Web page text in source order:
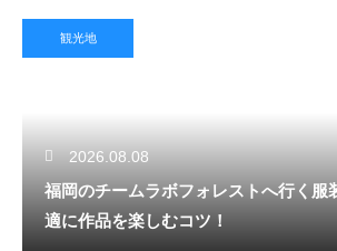
観光地
2026.08.08
福岡のチームラボフォレストへ行く服
適に作品を楽しむコツ！